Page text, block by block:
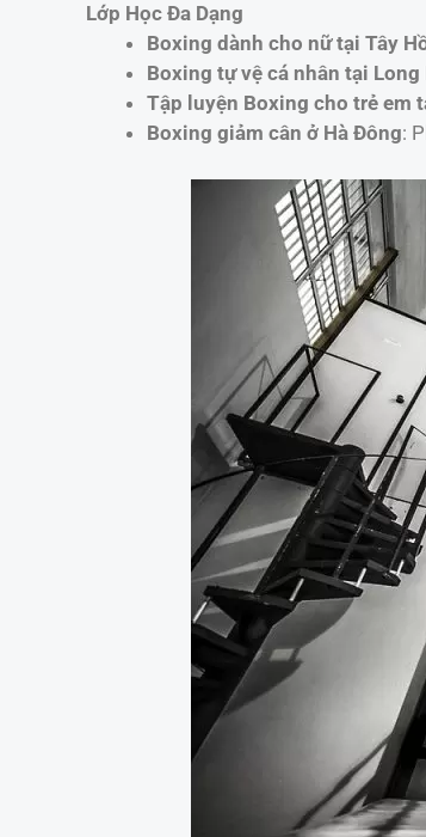
Lớp Học Đa Dạng
Boxing dành cho nữ tại Tây
Boxing tự vệ cá nhân tại Long
Tập luyện Boxing cho trẻ em
Boxing giảm cân ở Hà Đông: